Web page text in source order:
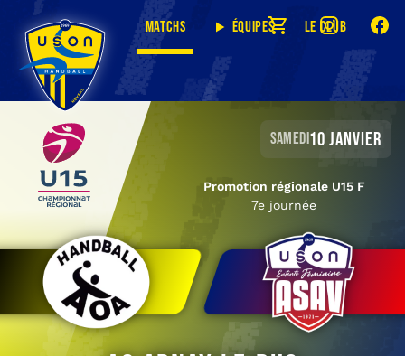
Matchs Équipes Le club
samedi 10 janvier
Promotion régionale U15 F
7e journée